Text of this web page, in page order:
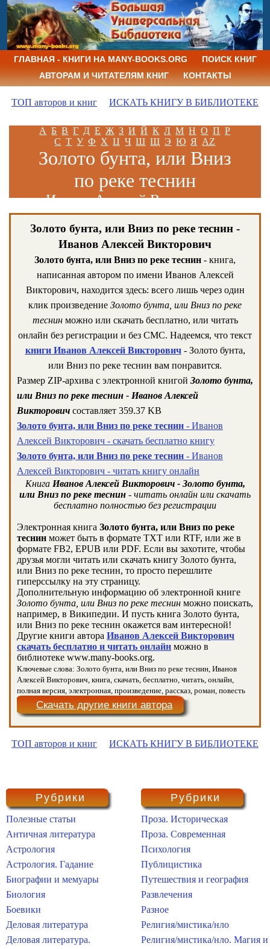
ГЛАВНАЯ - КНИГИ НА MANY-BOOKS.ORG
ПОИСК КНИГ
АВТОРАМ И ЧИТАТЕЛЯМ КНИГ
КОНТАКТЫ
ТОП авторов и книг ИСКАТЬ КНИГУ В БИБЛИОТЕКЕ
А Б В Г Д Е Ж З И Й К Л М Н О П Р
С Т У Ф Х Ц Ч Ш Щ Э Ю Я AZ
Золото бунта, или Вниз
по реке теснин
Иванов Алексей Викторович
Золото бунта, или Вниз по реке теснин -
Иванов Алексей Викторович
Золото бунта, или Вниз по реке теснин - книга,
написанная автором по имени Иванов Алексей
Викторович, находится здесь: всего лишь через один
клик произведение Золото бунта, или Вниз по реке
теснинможно или скачать бесплатно, или читать
онлайн без регистрации и без СМС. Надеемся, что текст
книги Иванов Алексей Викторович- Золото бунта,
или Вниз по реке теснин вам понравится.
Размер ZIP-архива c электронной книгой Золото бунта,
или Вниз по реке теснин - Иванов Алексей
Викторович составляет 359.37 KB
Золото бунта, или Вниз по реке теснин - Иванов
Алексей Викторович - скачать бесплатно книгу
Золото бунта, или Вниз по реке теснин - Иванов
Алексей Викторович - читать книгу онлайн
Книга Иванов Алексей Викторович - Золото бунта,
или Вниз по реке теснин - читать онлайн или скачать
бесплатно полностью без регистрации
Электронная книга Золото бунта, или Вниз по реке
теснин может быть в формате TXT или RTF, или же в
формате FB2, EPUB или PDF. Если вы захотите, чтобы
друзья могли читать или скачать книгу Золото бунта,
или Вниз по реке теснин, то просто перешлите
гиперссылку на эту страницу.
Дополнительную информацию об электронной книге
Золото бунта, или Вниз по реке теснин можно поискать,
например, в Википедии. И пусть книга Золото бунта,
или Вниз по реке теснин окажется вам интересной!
Другие книги автора Иванов Алексей Викторович
скачать бесплатно и читать онлайн можно в
библиотеке www.many-books.org.
Ключевые слова: Золото бунта, или Вниз по реке теснин, Иванов
Алексей Викторович, книга, скачать, бесплатно, читать, онлайн,
полная версия, электронная, произведение, рассказ, роман, повесть
Скачать другие книги автора
ТОП авторов и книг ИСКАТЬ КНИГУ В БИБЛИОТЕКЕ
Рубрики
Полезные статьи
Античная литература
Астрология
Астрология. Гадание
Биографии и мемуары
Биология
Боевики
Деловая литература
Деловая литература.
Рубрики
Проза. Историческая
Проза. Современная
Психология
Публицистика
Путешествия и география
Развлечения
Разное
Религия/мистика/нло
Религия/мистика/нло. Магия и